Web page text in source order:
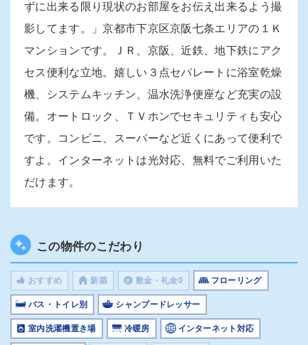
ずに出来る限り現状のお部屋をお伝え出来るよう撮
影してます。」京都市下京区京阪七条エリアの１Ｋ
マンションです。ＪＲ、京阪、近鉄、地下鉄にアク
セス便利な立地。嬉しい３点セパレートに浴室乾燥
機、システムキッチン、温水洗浄便座など充実の設
備。オートロック、ＴＶホンでセキュリティも安心
です。コンビニ、スーパーなど近くにあって便利で
すよ。インターネットは光対応、無料でご利用いた
だけます。
この物件のこだわり
おすすめ 新築 敷金・礼金0 フローリング
バス・トイレ別 シャンプードレッサー
室内洗濯機置き場 冷暖房 インターネット対応